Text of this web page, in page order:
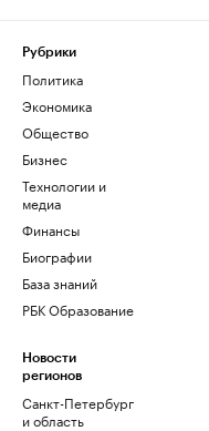
Рубрики
Политика
Экономика
Общество
Бизнес
Технологии и
медиа
Финансы
Биографии
База знаний
РБК Образование
Новости
регионов
Санкт-Петербург
и область